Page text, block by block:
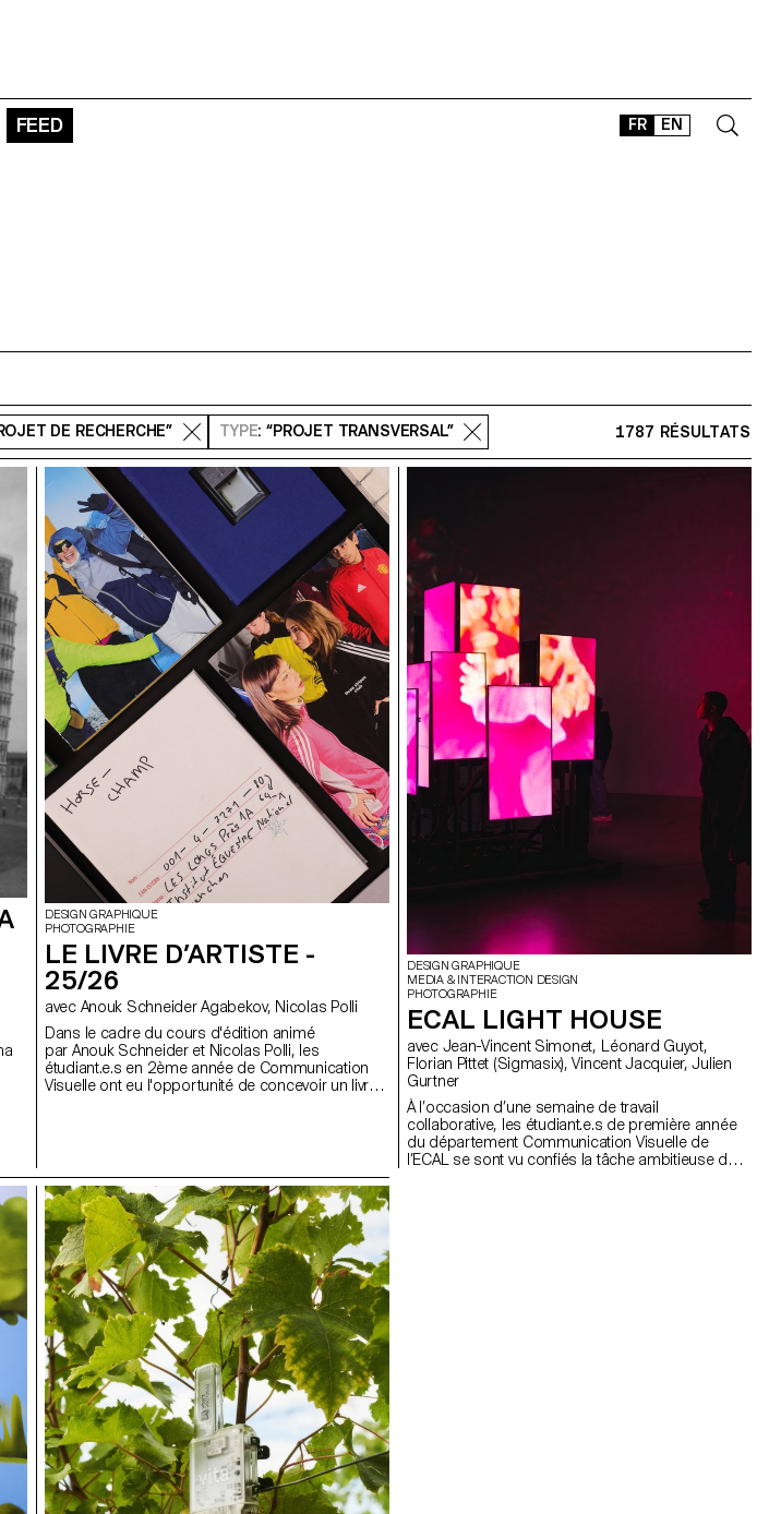
FR EN
FEED
DE RECHERCHE” TYPE: “PROJET TRANSVERSAL” 1787 RÉSULTATS
DESIGN GRAPHIQUE
PHOTOGRAPHIE
LE LIVRE D’ARTISTE -
25/26
avec Anouk Schneider Agabekov, Nicolas Polli
Dans le cadre du cours d'édition animé
par Anouk Schneider et Nicolas Polli, les
étudiant.e.s en 2ème année de Communication
Visuelle ont eu l'opportunité de concevoir un livre
étudiant.e.s ont été encouragés à exploiter leur
liberté artistique à tous les niveaux de création,
que ce soit en termes de format, de choix de
papier, de reliure, de mise en page, d'illustrations,
de texte ou de typographie. Dans le cadre de ce
cours, le livre d'artiste peut prendre forme à
travers diverses modalités d'illustrations, telles
que la photographie, la reproduction, la mise en
contexte, le dessin, la 3D, etc. L'accent est mis sur
la vision artistique de l'auteur.ice et sur les moyens
mis en œuvre pour la concrétiser. Les étudiant.e.s
endossent des rôles multiples en tant qu'éditeur,
conservateur et architecte, couvrant ainsi les
responsabilités de directeur artistique, designer,
photographe, styliste, illustrateur, typographe,
rédacteur en chef, et secrétaire de rédaction. Ce
cours met en avant le design éditorial
contemporain en explorant le potentiel narratif
d'une séquence de contenu maîtrisé.
DESIGN GRAPHIQUE
MEDIA & INTERACTION DESIGN
PHOTOGRAPHIE
ECAL LIGHT HOUSE
avec Jean-Vincent Simonet, Léonard Guyot,
Florian Pittet (Sigmasix), Vincent Jacquier, Julien
Gurtner
À l’occasion d’une semaine de travail
collaborative, les étudiant.e.s de première année
du département Communication Visuelle de
l’ECAL se sont vu confiés la tâche ambitieuse de